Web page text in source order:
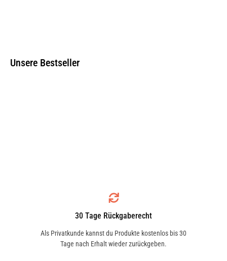
Unsere Bestseller
30 Tage Rückgaberecht
Als Privatkunde kannst du Produkte kostenlos bis 30
Tage nach Erhalt wieder zurückgeben.